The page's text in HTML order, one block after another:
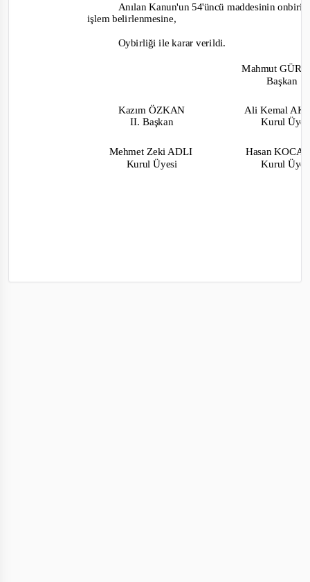
Anılan Kanun'un 54'üncü maddesinin
işlem belirlenmesine,
Oybirliğiile karar verildi.
Mahmut
Başkan
Kazım ÖZKAN
II. Başkan
Ali Kemal
Kurul
Mehmet Zeki ADLI
Hasan
Kurul
Kurul Üyesi